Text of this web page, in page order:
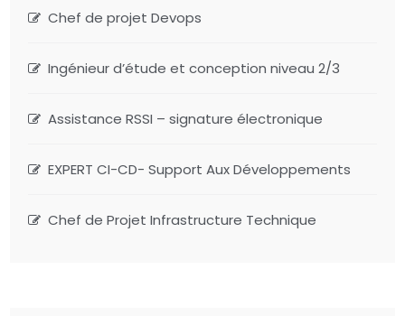
Chef de projet Devops
Ingénieur d’étude et conception niveau 2/3
Assistance RSSI – signature électronique
EXPERT CI-CD- Support Aux Développements
Chef de Projet Infrastructure Technique